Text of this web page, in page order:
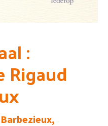
:
Rigaud